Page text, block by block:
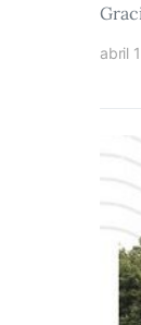
abril